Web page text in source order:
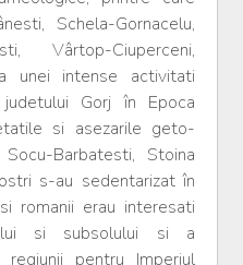
Schela-Gornacelu,
Vârtop-Ciuperceni,
unei intense activitati
Gorj în Epoca
si asezarile geto-
Barbatesti, Stoina
s-au sedentarizat în
romanii erau interesati
si subsolului si a
pentru Imperiul